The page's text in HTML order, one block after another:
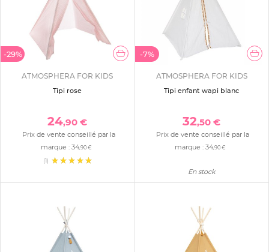
-29%
ATMOSPHERA FOR KIDS
Tipi rose
24,90 €
Prix de vente conseillé par la
marque : 34,90 €
(1)
-7%
ATMOSPHERA FOR KIDS
Tipi enfant wapi blanc
32,50 €
Prix de vente conseillé par la
marque :34 ,90 €
En stock